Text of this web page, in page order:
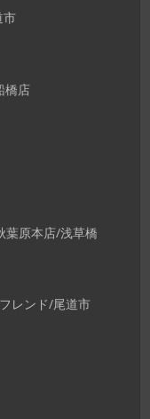
市
橋店
葉原本店/浅草橋
レンド/尾道市